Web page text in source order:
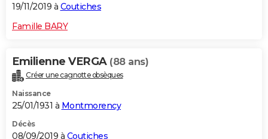
19/11/2019 à Coutiches
Famille BARY
Emilienne VERGA (88 ans)
Créer une cagnotte obsèques
Naissance
25/01/1931 à Montmorency
Décès
08/09/2019 à Coutiches